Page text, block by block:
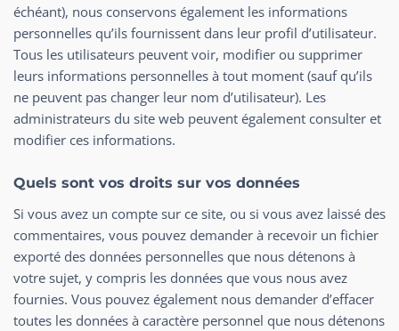
échéant), nous conservons également les informations
personnelles qu’ils fournissent dans leur profil d’utilisateur.
Tous les utilisateurs peuvent voir, modifier ou supprimer
leurs informations personnelles à tout moment (sauf qu’ils
ne peuvent pas changer leur nom d’utilisateur). Les
administrateurs du site web peuvent également consulter et
modifier ces informations.
Quels sont vos droits sur vos données
Si vous avez un compte sur ce site, ou si vous avez laissé des
commentaires, vous pouvez demander à recevoir un fichier
exporté des données personnelles que nous détenons à
votre sujet, y compris les données que vous nous avez
fournies. Vous pouvez également nous demander d’effacer
toutes les données à caractère personnel que nous détenons